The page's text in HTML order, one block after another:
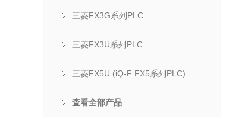
三菱FX3G系列PLC
三菱FX3U系列PLC
三菱FX5U (iQ-F FX5系列PLC)
查看全部产品